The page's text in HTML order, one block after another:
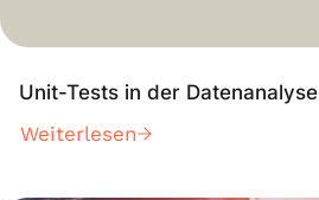
Unit-Tests in der Datenanalyse
Weiterlesen